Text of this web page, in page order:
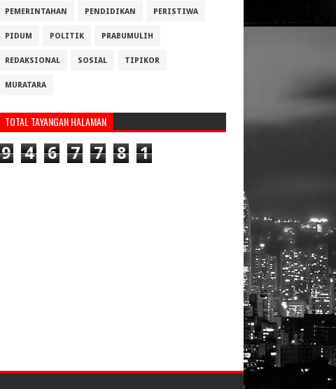
PEMERINTAHAN PENDIDIKAN PERISTIWA
PIDUM POLITIK PRABUMULIH
REDAKSIONAL SOSIAL TIPIKOR
MURATARA
TOTAL TAYANGAN HALAMAN
9 4 6 7 7 8 1